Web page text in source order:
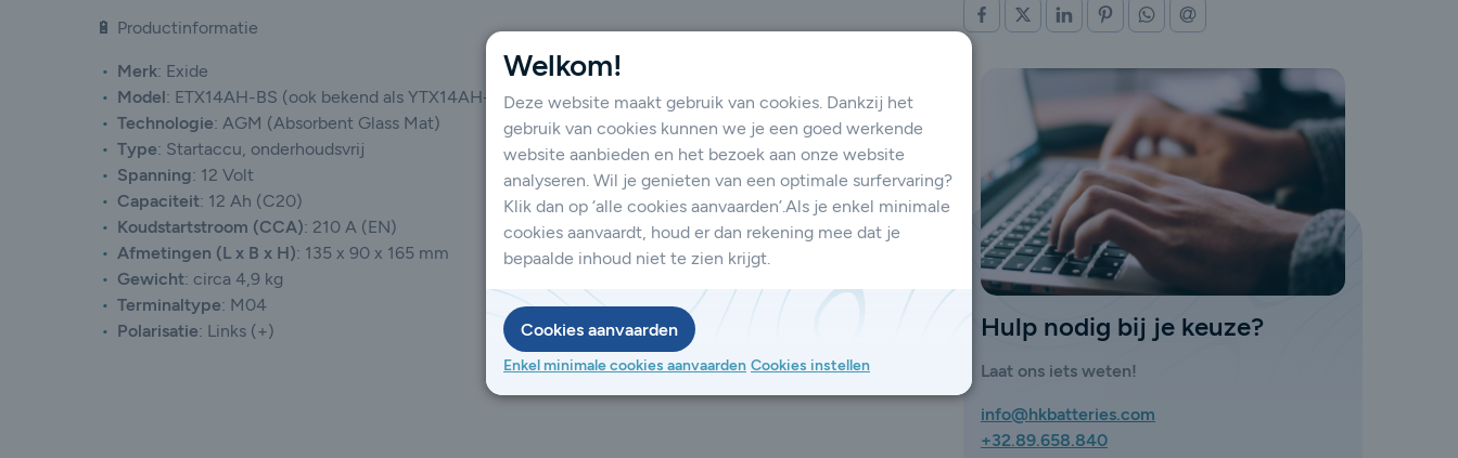
🔋 Productinformatie
Merk: Exide
Model: ETX14AH-BS (ook bekend als YTX14AH-BS)
Technologie: AGM (Absorbent Glass Mat)
Type: Startaccu, onderhoudsvrij
Spanning: 12 Volt
Capaciteit: 12 Ah (C20)
Koudstartstroom (CCA): 210 A (EN)
Afmetingen (L x B x H): 135 x 90 x 165 mm
Gewicht: circa 4,9 kg
Terminaltype: M04
Polarisatie: Links (+)
OP FACEBOOK
OP X (TWITTER)
OP LINKEDINOP PINTERESTOP WHATSAPP
Hulp nodig bij je keuze?
Laat ons iets weten!
info@hkbatteries.com
+32.89.658.840
Welkom!
Deze website maakt gebruik van cookies. Dankzij het
gebruik van cookies kunnen we je een goed werkende
website aanbieden en het bezoek aan onze website
analyseren. Wil je genieten van een optimale surfervaring?
Klik dan op ‘alle cookies aanvaarden’.Als je enkel minimale
cookies aanvaardt, houd er dan rekening mee dat je
bepaalde inhoud niet te zien krijgt.
Cookies aanvaarden
Enkel minimale cookies aanvaarden Cookies instellen